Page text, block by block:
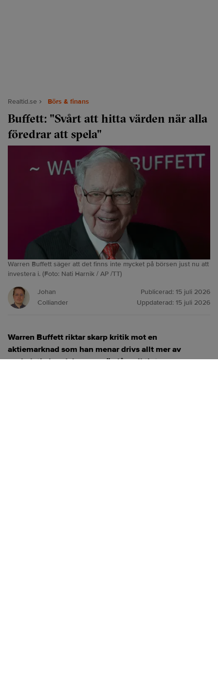
Realtid.se Börs & finans
Buffett: "Svårt att hitta värden när alla
föredrar att spela"
Warren Buffett säger att det finns inte mycket på börsen just nu att
investera i. (Foto: Nati Harnik / AP /TT)
Johan
Colliander
Publicerad: 15 juli 2026
Uppdaterad: 15 juli 2026
Warren Buffett riktar skarp kritik mot en
aktiemarknad som han menar drivs allt mer av
spekulativ handel snarare än långsiktigt